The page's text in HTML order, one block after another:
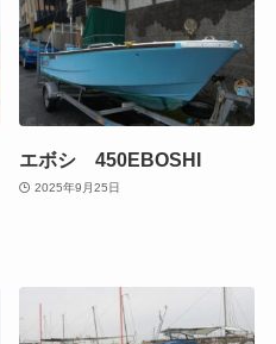
エボシ 450EBOSHI
2025年9月25日